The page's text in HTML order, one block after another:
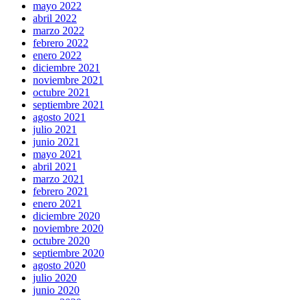
mayo 2022
abril 2022
marzo 2022
febrero 2022
enero 2022
diciembre 2021
noviembre 2021
octubre 2021
septiembre 2021
agosto 2021
julio 2021
junio 2021
mayo 2021
abril 2021
marzo 2021
febrero 2021
enero 2021
diciembre 2020
noviembre 2020
octubre 2020
septiembre 2020
agosto 2020
julio 2020
junio 2020